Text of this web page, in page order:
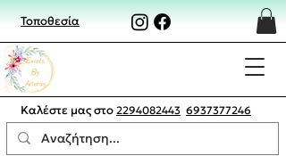
Τοποθεσία
Καλέστε μας στο 2294082443 6937377246